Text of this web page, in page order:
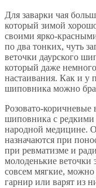
Для заварки чая
который зимой
своими ярко-
по два тонких, чуть
веточки даурского
который даже
настаивания. Как и у
шиповника можно
Розовато-коричневые
шиповника с
народной медицине.
назначаются при
при ревматизме и
молоденькие
совсем мягкие,
гарнир или варят из